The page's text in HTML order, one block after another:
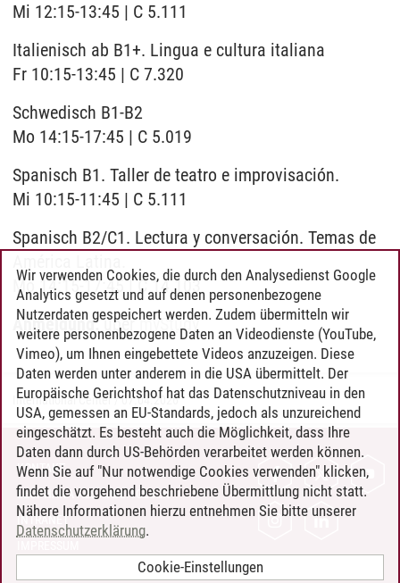
Mi 12:15-13:45 | C 5.111
Italienisch ab B1+. Lingua e cultura italiana
Fr 10:15-13:45 | C 7.320
Schwedisch B1-B2
Mo 14:15-17:45 | C 5.019
Spanisch B1. Taller de teatro e improvisación.
Mi 10:15-11:45 | C 5.111
Spanisch B2/C1. Lectura y conversación. Temas de
Mo 14:15-17:45 | C 14.103
Anmeldung:übermyStudy
International Center/07.04.2026
KONTAKT
LEUPHANA ALS ARBEITGEBER
INTRANET
Wir verwenden Cookies, die durch den Analysedienst Google
Analytics gesetzt und auf denen personenbezogene
Nutzerdaten gespeichert werden. Zudem übermitteln wir
weitere personenbezogene Daten an Videodienste (YouTube,
Vimeo), um Ihnen eingebettete Videos anzuzeigen. Diese
Daten werden unter anderem in die USA übermittelt. Der
Europäische Gerichtshof hat das Datenschutzniveau in den
USA, gemessen an EU-Standards, jedoch als unzureichend
eingeschätzt. Es besteht auch die Möglichkeit, dass Ihre
Daten dann durch US-Behörden verarbeitet werden können.
Wenn Sie auf "Nur notwendige Cookies verwenden" klicken,
findet die vorgehend beschriebene Übermittlung nicht statt.
Nähere Informationen hierzu entnehmen Sie bitte unserer
Datenschutzerklärung.
Cookie-Einstellungen